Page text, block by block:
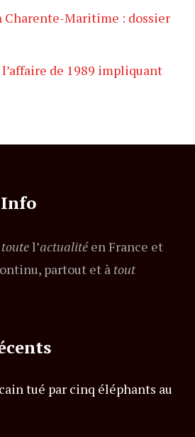
Charente-Maritime : dossier
de 1989 impliquant
toutel’actualitéen France et
partout et à tout
tué par cinq éléphants au